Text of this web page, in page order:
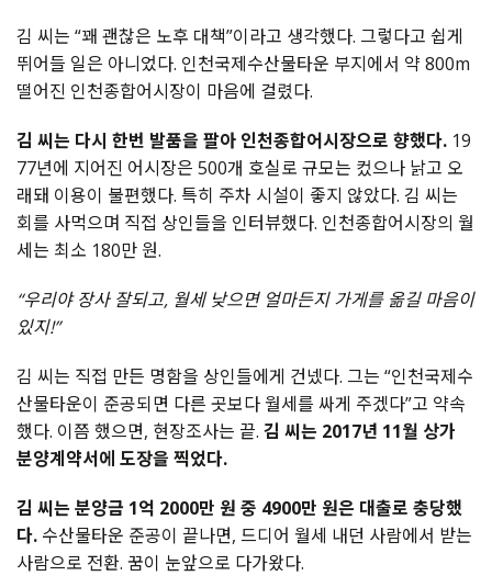
김 씨는 “꽤 괜찮은 노후 대책”이라고 생각했다. 그렇다고 쉽게
뛰어들 일은 아니었다. 인천국제수산물타운 부지에서 약 800m
떨어진 인천종합어시장이 마음에 걸렸다.
김 씨는 다시 한번 발품을 팔아 인천종합어시장으로 향했다. 19
77년에 지어진 어시장은 500개 호실로 규모는 컸으나 낡고 오
래돼 이용이 불편했다. 특히 주차 시설이 좋지 않았다. 김 씨는
회를 사먹으며 직접 상인들을 인터뷰했다. 인천종합어시장의 월
세는 최소 180만 원.
“우리야 장사 잘되고, 월세 낮으면 얼마든지 가게를 옮길 마음이
있지!”
김 씨는 직접 만든 명함을 상인들에게 건넸다. 그는 “인천국제수
산물타운이 준공되면 다른 곳보다 월세를 싸게 주겠다”고 약속
했다. 이쯤 했으면, 현장조사는 끝. 김 씨는 2017년 11월 상가
분양계약서에 도장을 찍었다.
김 씨는 분양금 1억 2000만 원 중 4900만 원은 대출로 충당했
다. 수산물타운 준공이 끝나면, 드디어 월세 내던 사람에서 받는
사람으로 전환. 꿈이 눈앞으로 다가왔다.